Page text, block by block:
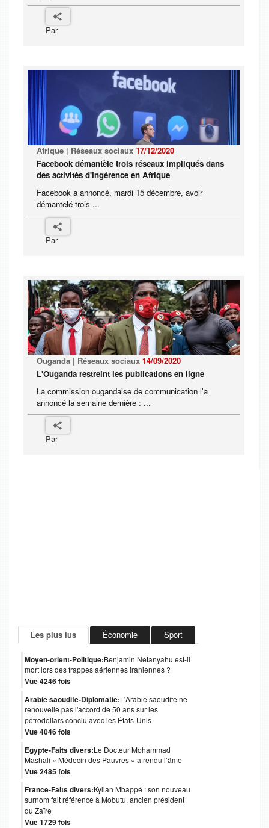
Par
Afrique | Réseaux sociaux 17/12/2020
Facebook démantèle trois réseaux impliqués dans
des activités d'ingérence en Afrique
Facebook a annoncé, mardi 15 décembre, avoir
démantelé trois ...
Par
Ouganda | Réseaux sociaux 14/09/2020
L'Ouganda restreint les publications en ligne
La commission ougandaise de communication l'a
annoncé la semaine dernière : ...
Par
Les plus lus Économie Sport
Moyen-orient-Politique:Benjamin Netanyahu est-il
mort lors des frappes aériennes iraniennes ?
Vue 4246 fois
Arabie saoudite-Diplomatie:L'Arabie saoudite ne
renouvelle pas l'accord de 50 ans sur les
pétrodollars conclu avec les États-Unis
Vue 4046 fois
Egypte-Faits divers:Le Docteur Mohammad
Mashali « Médecin des Pauvres » a rendu l’âme
Vue 2485 fois
France-Faits divers:Kylian Mbappé : son nouveau
surnom fait référence à Mobutu, ancien président
du Zaïre
Vue 1729 fois